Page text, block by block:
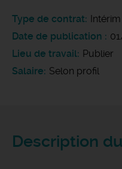
Type de contrat Intérim
Date de publication
Lieu de travail Publier
Salaire Selon profil
Description